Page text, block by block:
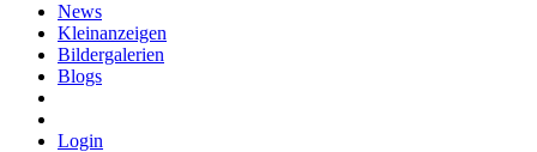
News
Kleinanzeigen
Bildergalerien
Blogs
Login